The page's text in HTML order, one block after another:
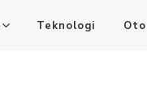
Teknologi